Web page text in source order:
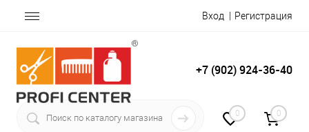
Вход Регистрация
+7 (902) 924-36-40
0 0